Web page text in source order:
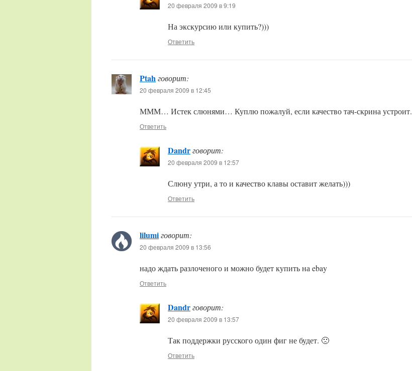
20 февраля 2009 в 9:19
На экскурсию или купить?)))
Ответить
Ptahговорит:
20 февраля 2009 в 12:45
МММ… Истек слюнями… Куплю пожалуй, если качество тач-скрина устроит.
Ответить
Dandrговорит:
20 февраля 2009 в 12:57
Слюну утри, а то и качество клавы оставит желать)))
Ответить
lilumiговорит:
20 февраля 2009 в 13:56
надо ждать разлоченого и можно будет купить на ebay
Ответить
Dandrговорит:
20 февраля 2009 в 13:57
Так поддержки русского один фиг не будет. 🙁
Ответить